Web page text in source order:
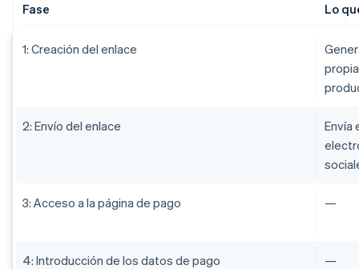
Fase Lo
1: Creación del enlace
2: Envío del enlace
Envía
3: Acceso a la página de pago —
4: Introducción de los datos de pago —